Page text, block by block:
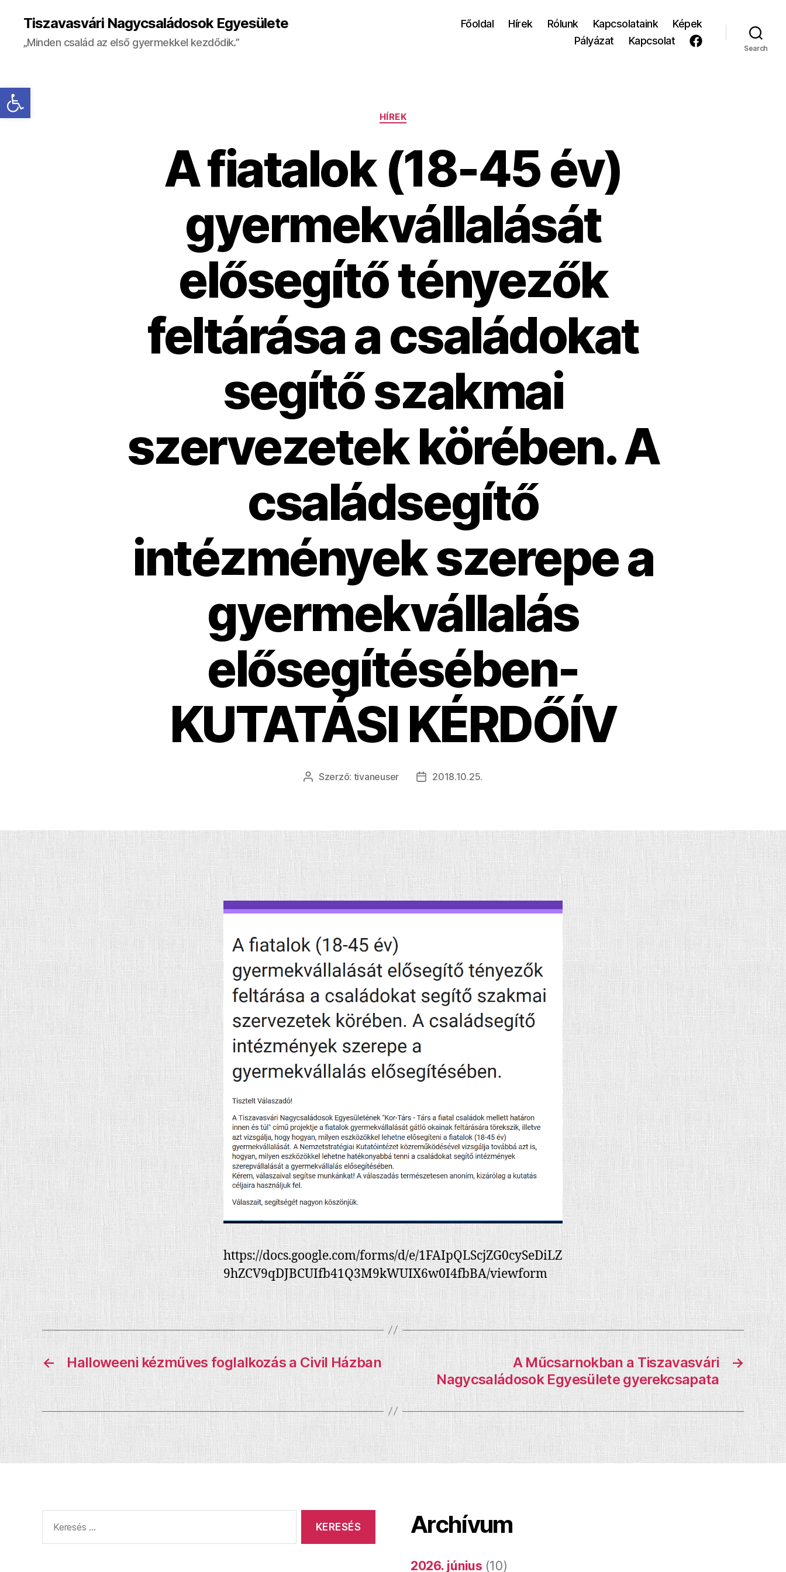
Eszköztár megnyitása
Tiszavasvári Nagycsaládosok Egyesülete
„Minden család az első gyermekkel kezdődik.”
Főoldal Hírek Rólunk Kapcsolataink
Képek
Pályázat
Kapcsolat
Search
Kategóriák
HÍREK
A fiatalok (18-45 év)
gyermekvállalását
elősegítő tényezők
feltárása a családokat
segítő szakmai
szervezetek körében. A
családsegítő
intézmények szerepe a
gyermekvállalás
elősegítésében-
KUTATÁSI KÉRDŐÍV
Bejegyzés
Szerző: tivaneuser
Bejegyzés
2018.10.25.
https://docs.google.com/forms/d/e/1FAIpQLScjZG0cySeDiLZ
9hZCV9qDJBCUIfb41Q3M9kWUIX6w0I4fbBA/viewform
← Halloweeni kézműves foglalkozás a Civil Házban →
A Műcsarnokban a Tiszavasvári
Nagycsaládosok Egyesülete gyerekcsapata
Archívum
2026. június (10)